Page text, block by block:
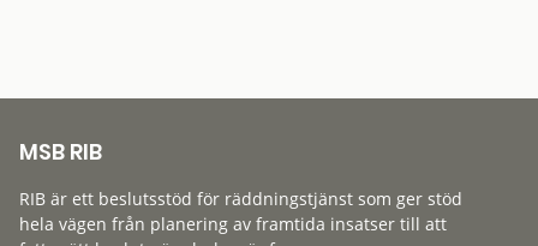
MSB RIB
RIB är ett beslutsstöd för räddningstjänst som ger stöd
hela vägen från planering av framtida insatser till att